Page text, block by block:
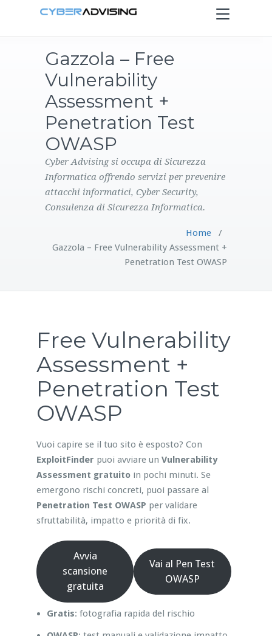
Toggle
navigation
PRODOTTI
CONTATTI
Gazzola – Free
Vulnerability
Assessment +
Penetration Test
OWASP
Cyber Advising si occupa di Sicurezza
Informatica offrendo servizi per prevenire
attacchi informatici, Cyber Security,
Consulenza di Sicurezza Informatica.
Home/
Gazzola – Free Vulnerability Assessment +
Penetration Test OWASP
Free Vulnerability
Assessment +
Penetration Test
OWASP
Vuoi capire se il tuo sito è esposto? Con
ExploitFinder puoi avviare un Vulnerability
Assessment gratuitoin pochi minuti. Se
emergono rischi concreti, puoi passare al
Penetration Test OWASP per validare
sfruttabilità, impatto e priorità di fix.
Avvia
scansione
gratuita
Vai al Pen Test
OWASP
Gratis: fotografia rapida del rischio